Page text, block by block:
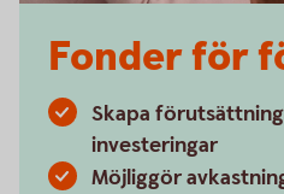
Fonder för
Skapa
investeringar
Möjliggör